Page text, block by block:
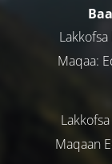
Maqaa:
Maqaan